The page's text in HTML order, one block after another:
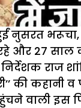
नुसरत भरूचा,
और 27 साल
राज
की
वाली इस